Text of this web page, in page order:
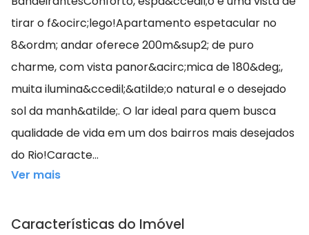
tirar o f&ocirc;lego!Apartamento espetacular no
8&ordm; andar oferece 200m&sup2; de puro
charme, com vista panor&acirc;mica de 180&deg;,
muita ilumina&ccedil;&atilde;o natural e o desejado
sol da manh&atilde;. O lar ideal para quem busca
qualidade de vida em um dos bairros mais desejados
do Rio!Caracte...
Ver mais
Características do Imóvel